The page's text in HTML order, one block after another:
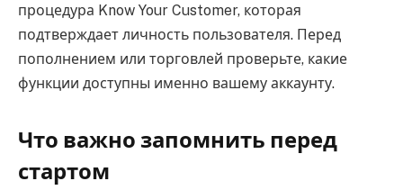
процедура Know Your Customer, которая
подтверждает личность пользователя. Перед
пополнением или торговлей проверьте, какие
функции доступны именно вашему аккаунту.
Что важно запомнить перед
стартом